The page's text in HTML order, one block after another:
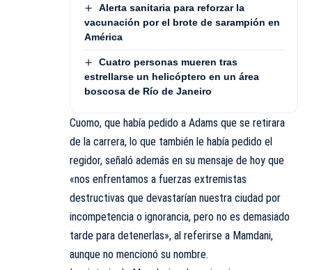
Alerta sanitaria para reforzar la
vacunación por el brote de sarampión en
América
Cuatro personas mueren tras
estrellarse un helicóptero en un área
boscosa de Río de Janeiro
Cuomo, que había pedido a Adams que se retirara
de la carrera, lo que también le había pedido el
regidor, señaló además en su mensaje de hoy que
«nos enfrentamos a fuerzas extremistas
destructivas que devastarían nuestra ciudad por
incompetencia o ignorancia, pero no es demasiado
tarde para detenerlas», al referirse a Mamdani,
aunque no mencionó su nombre.